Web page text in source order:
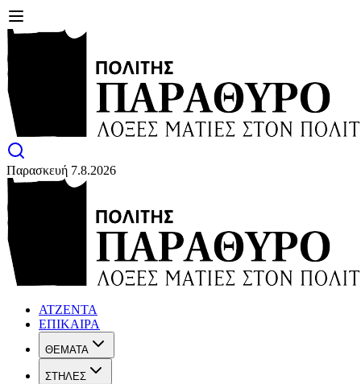
Παρασκευή 7.8.2026
ΑΤΖΕΝΤΑ
ΕΠΙΚΑΙΡΑ
ΘΕΜΑΤΑ
ΣΤΗΛΕΣ